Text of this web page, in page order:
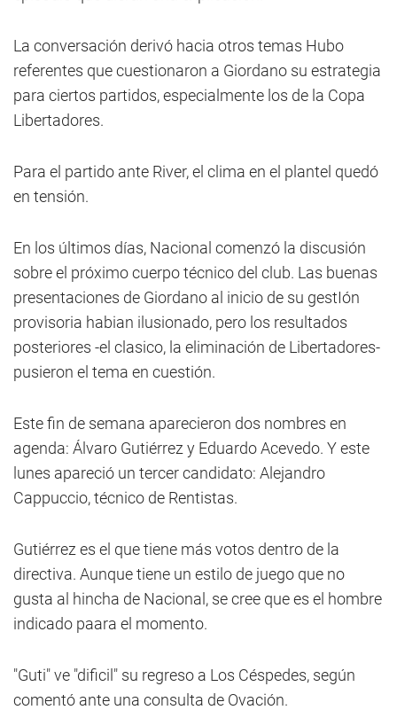
La conversación derivó hacia otros temas Hubo
referentes que cuestionaron a Giordano su estrategia
para ciertos partidos, especialmente los de la Copa
Libertadores.
Para el partido ante River, el clima en el plantel quedó
en tensión.
En los últimos días, Nacional comenzó la discusión
sobre el próximo cuerpo técnico del club. Las buenas
presentaciones de Giordano al inicio de su gestIón
provisoria habian ilusionado, pero los resultados
posteriores -el clasico, la eliminación de Libertadores-
pusieron el tema en cuestión.
Este fin de semana aparecieron dos nombres en
agenda: Álvaro Gutiérrez y Eduardo Acevedo. Y este
lunes apareció un tercer candidato: Alejandro
Cappuccio, técnico de Rentistas.
Gutiérrez es el que tiene más votos dentro de la
directiva. Aunque tiene un estilo de juego que no
gusta al hincha de Nacional, se cree que es el hombre
indicado paara el momento.
"Guti" ve "dificil" su regreso a Los Céspedes, según
comentó ante una consulta de Ovación.